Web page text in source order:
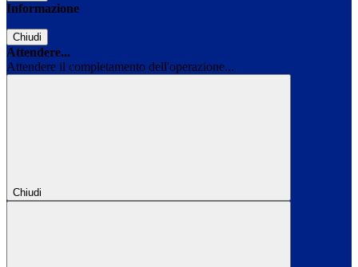
Informazione
Chiudi
Attendere...
Attendere il completamento dell'operazione...
Chiudi